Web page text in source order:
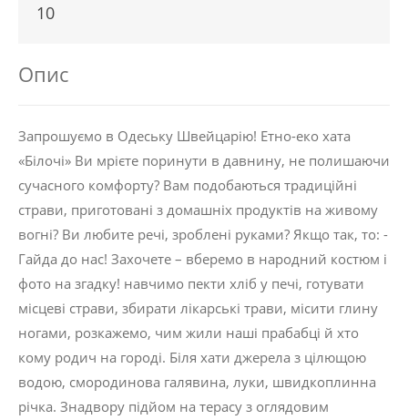
10
Опис
Запрошуємо в Одеську Швейцарію! Етно-еко хата
«Білочі» Ви мрієте поринути в давнину, не полишаючи
сучасного комфорту? Вам подобаються традиційні
страви, приготовані з домашніх продуктів на живому
вогні? Ви любите речі, зроблені руками? Якщо так, то: -
Гайда до нас! Захочете – вберемо в народний костюм і
фото на згадку! навчимо пекти хліб у печі, готувати
місцеві страви, збирати лікарські трави, місити глину
ногами, розкажемо, чим жили наші прабабці й хто
кому родич на городі. Біля хати джерела з цілющою
водою, смородинова галявина, луки, швидкоплинна
річка. Знадвору підйом на терасу з оглядовим